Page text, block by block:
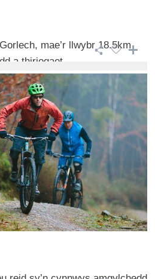
mae’r llwybr 18.5km
a thiriogaet ...